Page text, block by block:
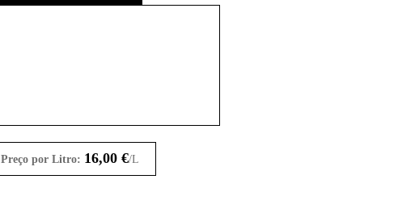
Preço por Litro: 16,00€/L